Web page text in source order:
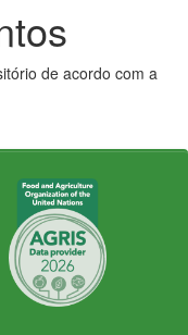
de acordo com a